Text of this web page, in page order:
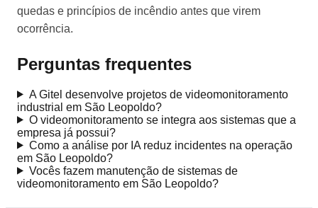
quedas e princípios de incêndio antes que virem
ocorrência.
Perguntas frequentes
A Gitel desenvolve projetos de videomonitoramento
industrial em São Leopoldo?
O videomonitoramento se integra aos sistemas que a
empresa já possui?
Como a análise por IA reduz incidentes na operação
em São Leopoldo?
Vocês fazem manutenção de sistemas de
videomonitoramento em São Leopoldo?